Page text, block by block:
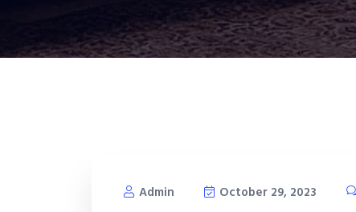
Admin October 29, 2023